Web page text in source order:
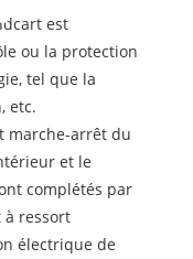
est
ou la protection
tel que la
etc.
marche-arrêt du
et le
complétés par
ressort
électrique de